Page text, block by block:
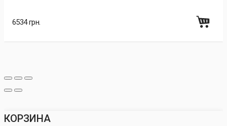
6534 грн.
КОРЗИНА